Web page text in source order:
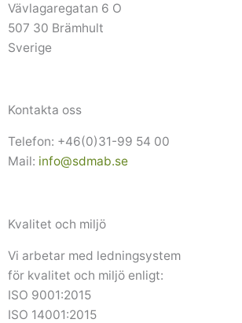
Vävlagaregatan 6 O
507 30 Brämhult
Sverige
Kontakta oss
Telefon: +46(0)31-99 54 00
Mail: info@sdmab.se
Kvalitet och miljö
Vi arbetar med ledningsystem
för kvalitet och miljö enligt:
ISO 9001:2015
ISO 14001:2015